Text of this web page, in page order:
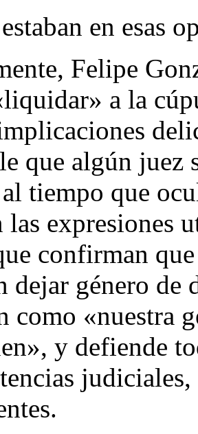
en esas
Felipe
a la
que algún juez
tiempo que
las expresiones
confirman
dejar género de
como «nuestra
y defiende